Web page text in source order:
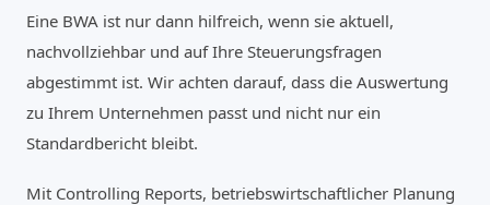
Eine BWA ist nur dann hilfreich, wenn sie aktuell,
nachvollziehbar und auf Ihre Steuerungsfragen
abgestimmt ist. Wir achten darauf, dass die Auswertung
zu Ihrem Unternehmen passt und nicht nur ein
Standardbericht bleibt.
Mit Controlling Reports, betriebswirtschaftlicher Planung